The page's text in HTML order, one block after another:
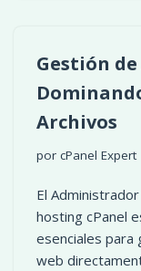
Gestión
Archivos
por cPanel Expert
El
hosting cPanel
esenciales para
web